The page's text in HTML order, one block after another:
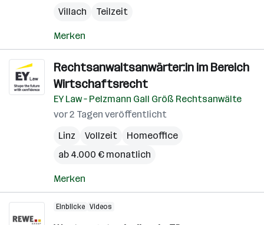
Villach
Teilzeit
Merken
Rechtsanwaltsanwärter:in im Bereich
Wirtschaftsrecht
EY Law – Pelzmann Gall Größ Rechtsanwälte
vor 2 Tagen veröffentlicht
Linz
Vollzeit
Homeoffice
ab 4.000 € monatlich
Merken
Einblicke Videos